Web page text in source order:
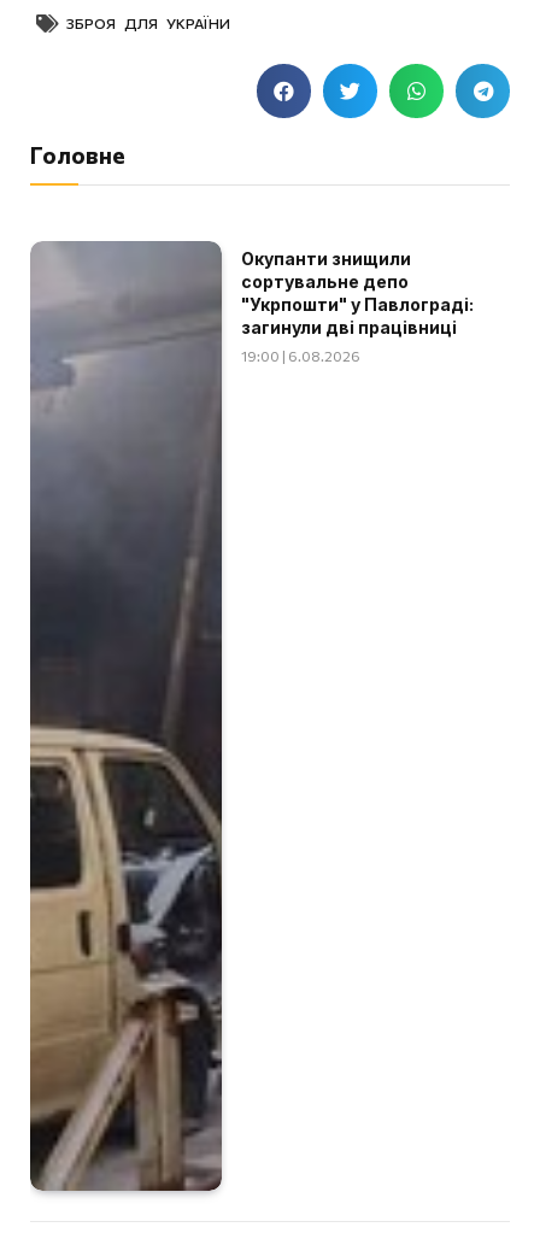
ЗБРОЯ ДЛЯ УКРАЇНИ
Головне
Окупанти знищили
сортувальне депо
"Укрпошти" у Павлограді:
загинули дві працівниці
19:00 | 6.08.2026